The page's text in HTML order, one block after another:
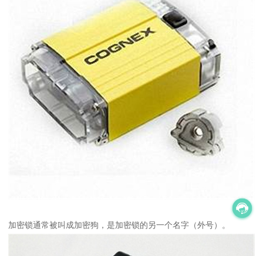
加密锁通常被叫成加密狗，是加密锁的另一个名字（外号）。